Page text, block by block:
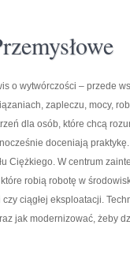
o wytwórczości – przede
zapleczu, mocy,
dla osób, które chcą
doceniają
Ciężkiego. W centrum
robią robotę w
ciągłej eksploatacji.
jak modernizować, żeby